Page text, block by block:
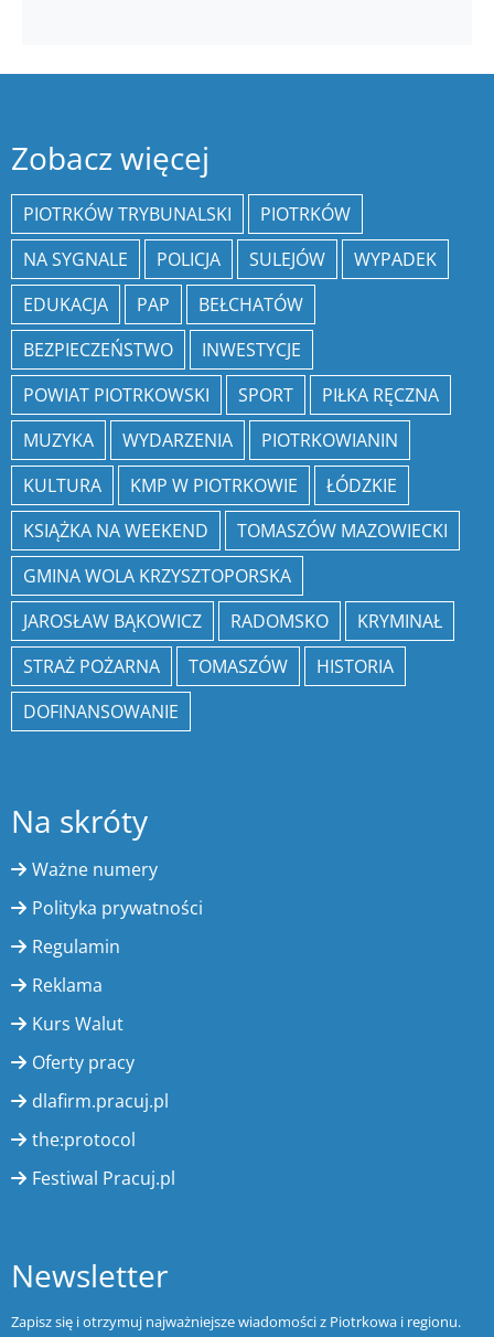
Zobacz więcej
PIOTRKÓW TRYBUNALSKI
PIOTRKÓW
NA SYGNALE
POLICJA SULEJÓW
WYPADEK
EDUKACJA
PAP
BEŁCHATÓW
BEZPIECZEŃSTWO
INWESTYCJE
POWIAT PIOTRKOWSKI
SPORT
PIŁKA RĘCZNA
MUZYKA
WYDARZENIA
PIOTRKOWIANIN
KULTURA
KMP W PIOTRKOWIE
ŁÓDZKIE
KSIĄŻKA NA WEEKEND
TOMASZÓW MAZOWIECKI
GMINA WOLA KRZYSZTOPORSKA
JAROSŁAW BĄKOWICZ
RADOMSKO
KRYMINAŁ
STRAŻ POŻARNA
TOMASZÓW
HISTORIA
DOFINANSOWANIE
Na skróty
Ważne numery
Polityka prywatności
Regulamin
Reklama
Kurs Walut
Oferty pracy
dlafirm.pracuj.pl
the:protocol
Festiwal Pracuj.pl
Newsletter
Zapisz się i otrzymuj najważniejsze wiadomości z Piotrkowa i regionu.